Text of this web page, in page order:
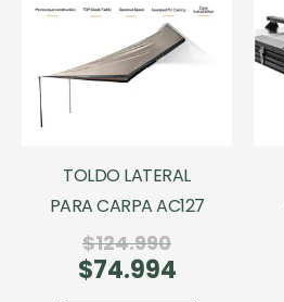
TOLDO LATERAL
PARA CARPA AC127
$124.990El
precio
$74.994El